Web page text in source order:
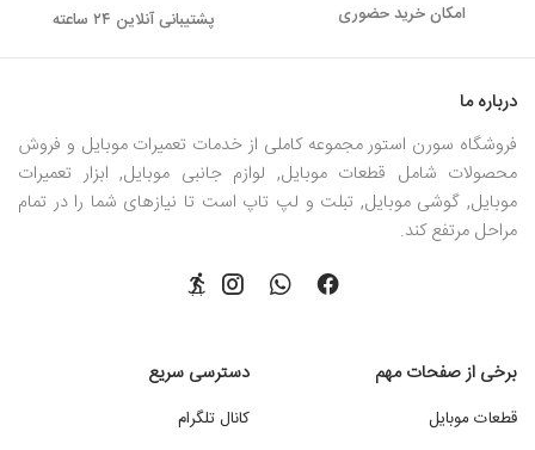
امکان خرید حضوری پشتیبانی آنلاین ۲۴ ساعته
درباره ما
فروشگاه سورن استور مجموعه کاملی از خدمات تعمیرات موبایل و فروش
محصولات شامل قطعات موبایل, لوازم جانبی موبایل, ابزار تعمیرات
موبایل, گوشی موبایل, تبلت و لپ تاپ است تا نیازهای شما را در تمام
مراحل مرتفع کند.
برخی از صفحات مهم
قطعات موبایل
دسترسی سریع
کانال تلگرام